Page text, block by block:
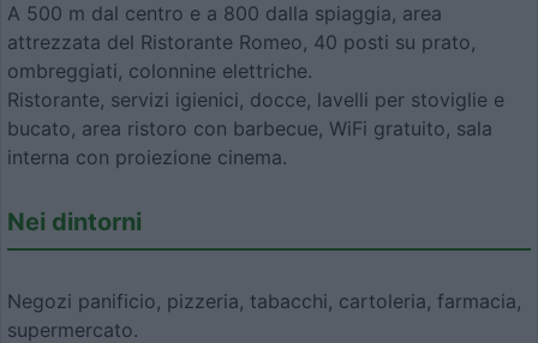
A 500 m dal centro e a 800 dalla spiaggia, area
attrezzata del Ristorante Romeo, 40 posti su prato,
ombreggiati, colonnine elettriche.
Ristorante, servizi igienici, docce, lavelli per stoviglie e
bucato, area ristoro con barbecue, WiFi gratuito, sala
interna con proiezione cinema.
Nei dintorni
Negozi panificio, pizzeria, tabacchi, cartoleria, farmacia,
supermercato.